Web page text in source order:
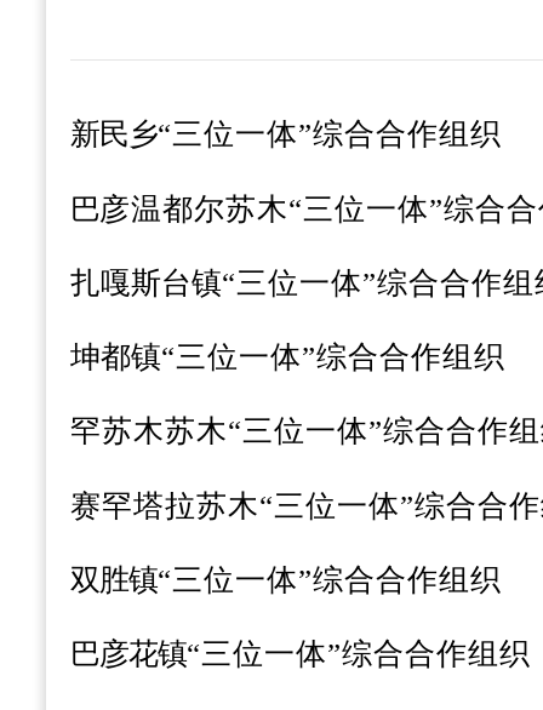
新民乡“三位一体”综合合作组织
巴彦温都尔苏木“三位一体”综合
扎嘎斯台镇“三位一体”综合合作组
坤都镇“三位一体”综合合作组织
罕苏木苏木“三位一体”综合合作
赛罕塔拉苏木“三位一体”综合合
双胜镇“三位一体”综合合作组织
巴彦花镇“三位一体”综合合作组织